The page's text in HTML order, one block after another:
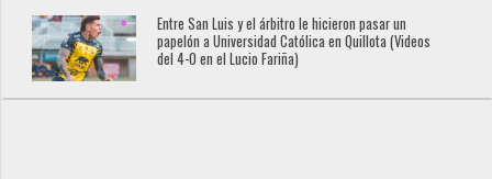
Entre San Luis y el árbitro le hicieron pasar un
papelón a Universidad Católica en Quillota (Videos
del 4-0 en el Lucio Fariña)